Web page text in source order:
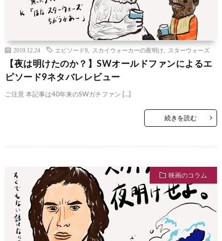
2019.12.24 エピソード9 スカイウォーカーの夜明け スターウォーズ
【夜は明けたのか？】SWオールドファンによるエ
ピソード9ネタバレレビュー
ご注意 本記事は40年来のSWガチファン […]
続きを読む
映画のコラム